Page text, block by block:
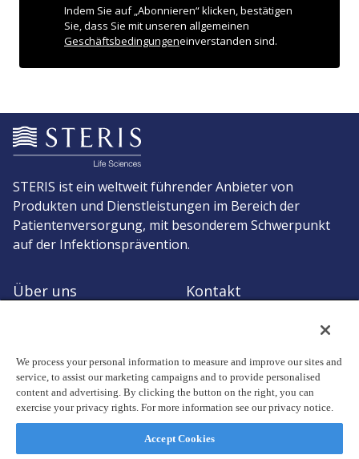
Indem Sie auf „Abonnieren“ klicken, bestätigen
Sie, dass Sie mit unseren allgemeinen
Geschäftsbedingungeneinverstanden sind.
STERIS ist ein weltweit führender Anbieter von
Produkten und Dienstleistungen im Bereich der
Patientenversorgung, mit besonderem Schwerpunkt
auf der Infektionsprävention.
Über uns
Kontakt
© Copyright 2026, STERIS plc. Alle Rechte vorbehalten.
Geschäftssitz: 70 Sir John Rogerson's Quay, Dublin 2 Ireland
We process your personal information to measure and improve our sites and
service, to assist our marketing campaigns and to provide personalised
content and advertising. By clicking the button on the right, you can
exercise your privacy rights. For more information see our privacy notice.
Accept Cookies